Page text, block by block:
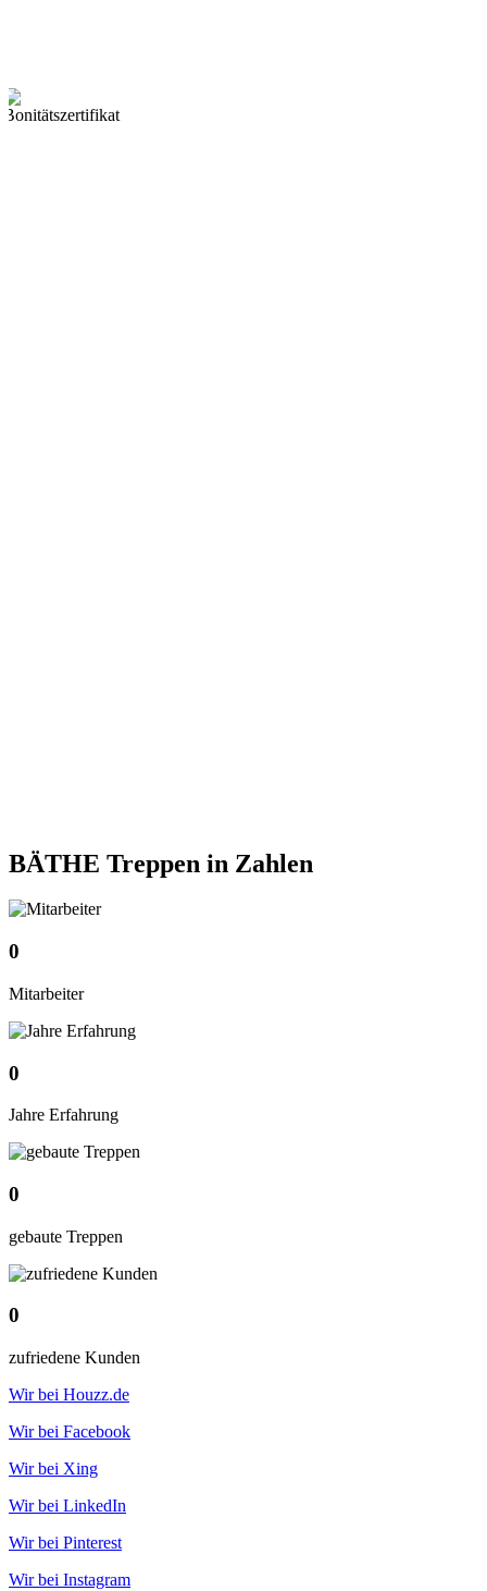
BÄTHE Treppen in Zahlen
0
Mitarbeiter
0
Jahre Erfahrung
0
gebaute Treppen
0
zufriedene Kunden
Wir bei Houzz.de
Wir bei Facebook
Wir bei Xing
Wir bei LinkedIn
Wir bei Pinterest
Wir bei Instagram